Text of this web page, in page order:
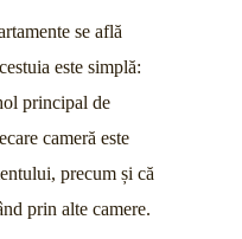
se află
este simplă:
principal de
cameră este
precum și că
prin alte camere.